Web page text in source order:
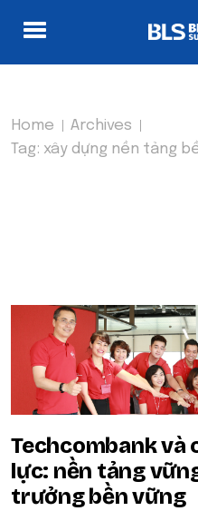
Home
Archives
Tag: xây dựng nền tảng
Techcombank và
lực: nền tảng
trưởng bền vững